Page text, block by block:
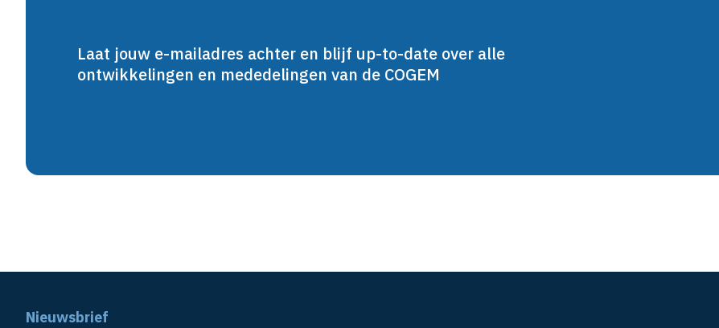
Laat jouw e-mailadres achter en blijf up-to-date over alle
ontwikkelingen en mededelingen van de COGEM
Nieuwsbrief